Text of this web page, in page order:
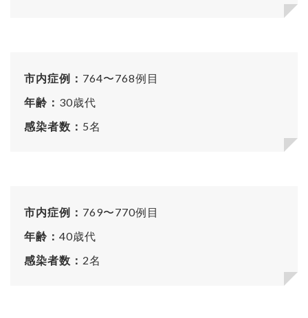
市内症例： 764〜768例目
年齢： 30歳代
感染者数： 5名
市内症例： 769〜770例目
年齢： 40歳代
感染者数： 2名